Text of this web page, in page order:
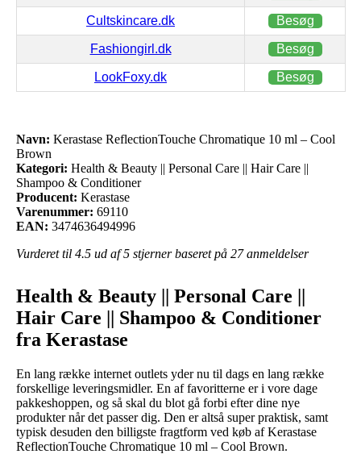
Cultskincare.dk Besøg
Fashiongirl.dk Besøg
LookFoxy.dk Besøg
Navn: Kerastase ReflectionTouche Chromatique 10 ml – Cool
Brown
Kategori: Health & Beauty || Personal Care || Hair Care ||
Shampoo & Conditioner
Producent: Kerastase
Varenummer: 69110
EAN: 3474636494996
Vurderet til 4.5 ud af 5 stjerner baseret på 27anmeldelser
Health & Beauty || Personal Care ||
Hair Care || Shampoo & Conditioner
fra Kerastase
En lang række internet outlets yder nu til dags en lang række
forskellige leveringsmidler. En af favoritterne er i vore dage
pakkeshoppen, og så skal du blot gå forbi efter dine nye
produkter når det passer dig. Den er altså super praktisk, samt
typisk desuden den billigste fragtform ved køb af Kerastase
ReflectionTouche Chromatique 10 ml – Cool Brown.